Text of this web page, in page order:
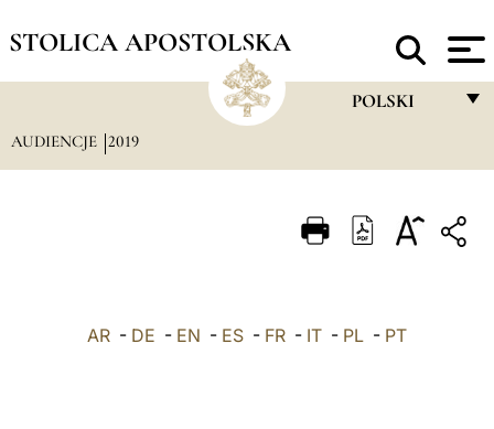
STOLICA APOSTOLSKA
POLSKI
ITALIANO
AUDIENCJE 2019
AR - DE - EN - ES - FR - IT - PL - PT